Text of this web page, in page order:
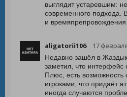
выглядит устаревшим:
современного подхода.
и
aligatorii106 17
Недавно зашёл в
заметил, что интерфейс
Плюс, есть возможность
игроками, что придаёт
иногда случаются